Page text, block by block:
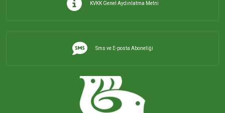
İHSANİYE MAHALLESİ
KAYACIK MAHALLESİ
KİRAZLI MAHALLESİ
KVKK Genel Aydınlatma Metni
Sms ve E-posta Aboneliği